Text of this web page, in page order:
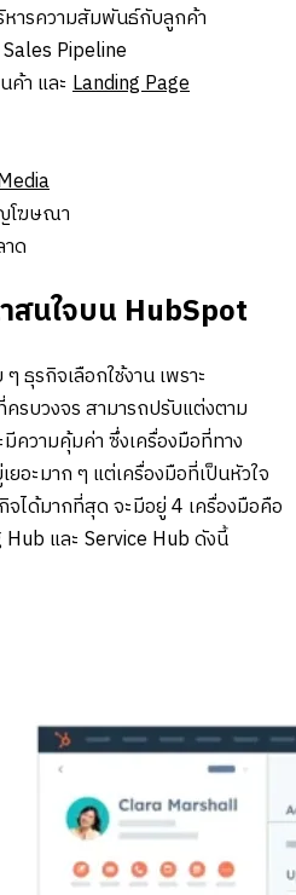
ารความสัมพันธ์กับลูกค้า
Pipeline
ค้า และ Landing Page
โฆษณา
ด
สนใจบน HubSpot
ธุรกิจเลือกใช้งาน เพราะ
รบวงจร สามารถปรับแต่งตาม
มีความคุ้มค่า ซึ่งเครื่องมือที่ทาง
อะมาก ๆ แต่เครื่องมือที่เป็นหัวใจ
ได้มากที่สุด จะมีอยู่ 4 เครื่องมือคือ
และ Service Hub ดังนี้